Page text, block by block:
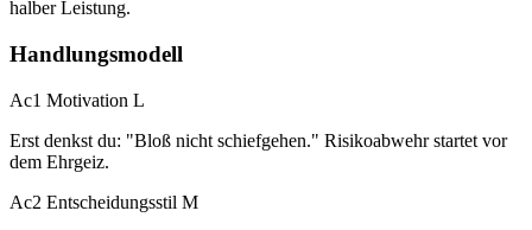
halber Leistung.
Handlungsmodell
Ac1 Motivation L
Erst denkst du: "Bloß nicht schiefgehen." Risikoabwehr startet vor
dem Ehrgeiz.
Ac2 Entscheidungsstil M